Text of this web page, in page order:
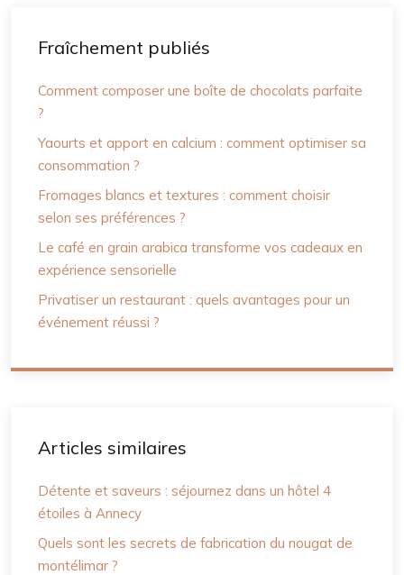
Fraîchement publiés
Comment composer une boîte de chocolats parfaite
?
Yaourts et apport en calcium : comment optimiser sa
consommation ?
Fromages blancs et textures : comment choisir
selon ses préférences ?
Le café en grain arabica transforme vos cadeaux en
expérience sensorielle
Privatiser un restaurant : quels avantages pour un
événement réussi ?
Articles similaires
Détente et saveurs : séjournez dans un hôtel 4
étoiles à Annecy
Quels sont les secrets de fabrication du nougat de
montélimar ?